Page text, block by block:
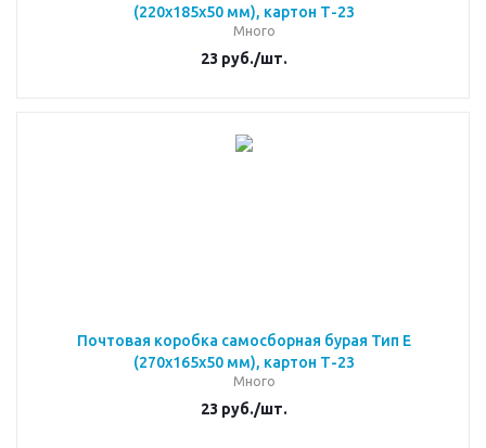
(220x185x50 мм), картон Т-23
Много
23 руб./шт.
Почтовая коробка самосборная бурая Тип Е
(270x165x50 мм), картон Т-23
Много
23 руб./шт.